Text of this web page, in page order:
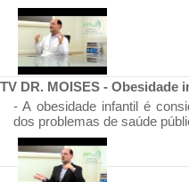
TV DR. MOISES - Obesidade
- A obesidade infantil é
dos problemas de saúde